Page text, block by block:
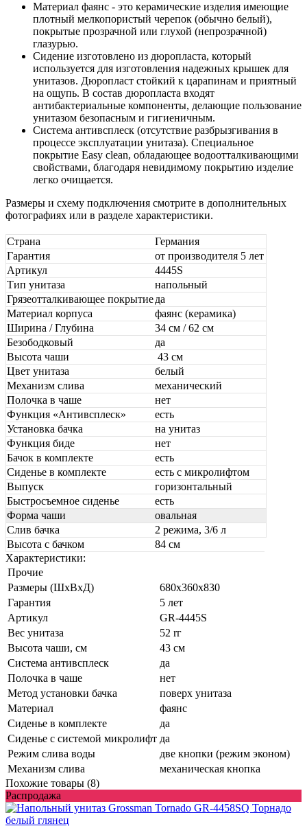
Материал фаянс - это керамические изделия имеющие
плотный мелкопористый черепок (обычно белый),
покрытые прозрачной или глухой (непрозрачной)
глазурью.
Сидение изготовлено из дюропласта, который
используется для изготовления надежных крышек для
унитазов. Дюропласт стойкий к царапинам и приятный
на ощупь. В состав дюропласта входят
антибактериальные компоненты, делающие пользование
унитазом безопасным и гигиеничным.
Система антивсплеск (отсутствие разбрызгивания в
процессе эксплуатации унитаза). Специальное
покрытие Easy clean, обладающее водоотталкивающими
свойствами, благодаря невидимому покрытию изделие
легко очищается.
Размеры и схему подключения смотрите в дополнительных
фотографиях или в разделе характеристики.
Страна
Германия
Гарантия
от производителя 5 лет
Артикул
4445S
Тип унитаза
напольный
Грязеотталкивающее покрытиеда
Материал корпуса
фаянс (керамика)
Ширина / Глубина
34 см / 62 см
Безободковый
да
Высота чаши
43 см
Цвет унитаза
белый
Механизм слива
механический
Полочка в чаше
нет
Функция «Антивсплеск»
есть
Установка бачка
на унитаз
Функция биде
нет
Бачок в комплекте
есть
Сиденье в комплекте
есть с микролифтом
Выпуск
горизонтальный
Быстросъемное сиденье
есть
Форма чаши
овальная
Слив бачка
2 режима, 3/6 л
Высота с бачком
84 см
Характеристики:
Прочие
Размеры (ШхВхД)
680x360x830
Гарантия
5 лет
Артикул
GR-4445S
Вес унитаза
52 rг
Высота чаши, см
43 см
Система антивсплеск
да
Полочка в чаше
нет
Метод установки бачка
поверх унитаза
Материал
фаянс
Сиденье в комплекте
да
Сиденье с системой микролифт да
Режим слива воды
две кнопки (режим эконом)
Механизм слива
механическая кнопка
Похожие товары (8)
Распродажа